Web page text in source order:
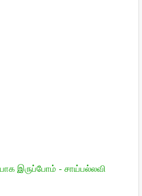
இருப்போம் - சாய்பல்லவி